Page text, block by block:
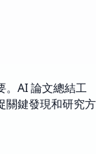
。AI 論文總結工
關鍵發現和研究方